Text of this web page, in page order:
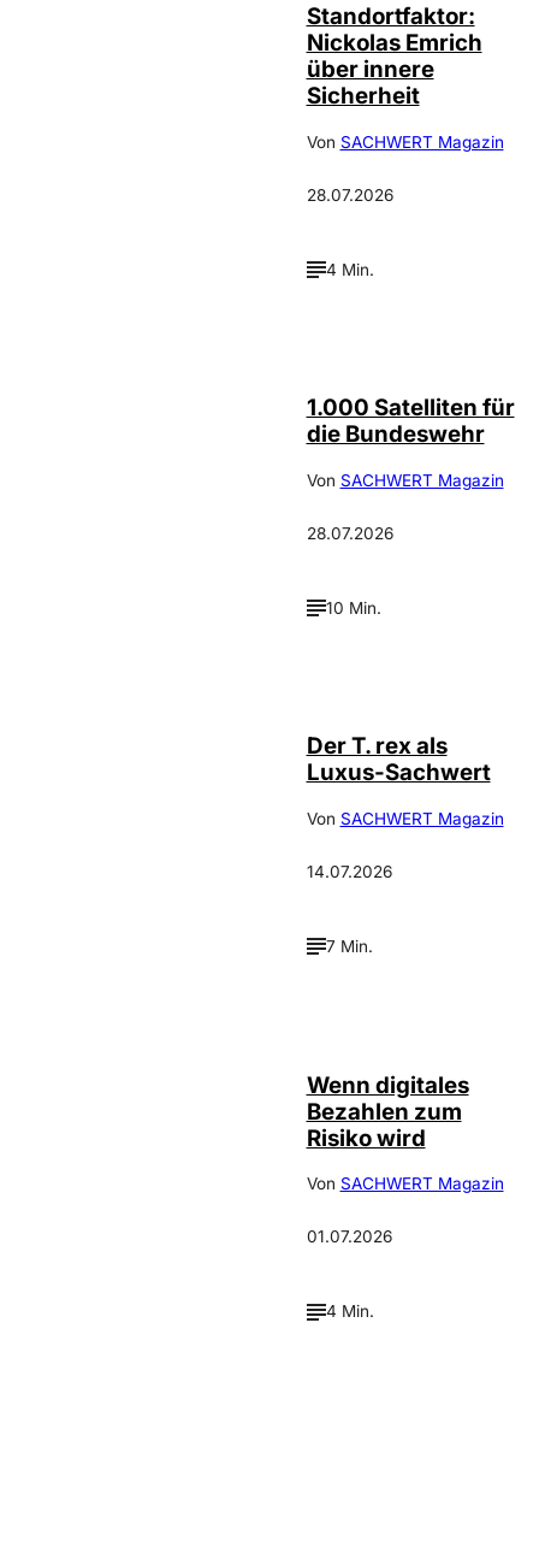
Standortfaktor:
Nickolas Emrich
über innere
Sicherheit
Von SACHWERT Magazin
28.07.2026
4 Min.
1.000 Satelliten für
die Bundeswehr
Von SACHWERT Magazin
28.07.2026
10 Min.
Der T. rex als
Luxus-Sachwert
Von SACHWERT Magazin
14.07.2026
7 Min.
Wenn digitales
Bezahlen zum
Risiko wird
Von SACHWERT Magazin
01.07.2026
4 Min.